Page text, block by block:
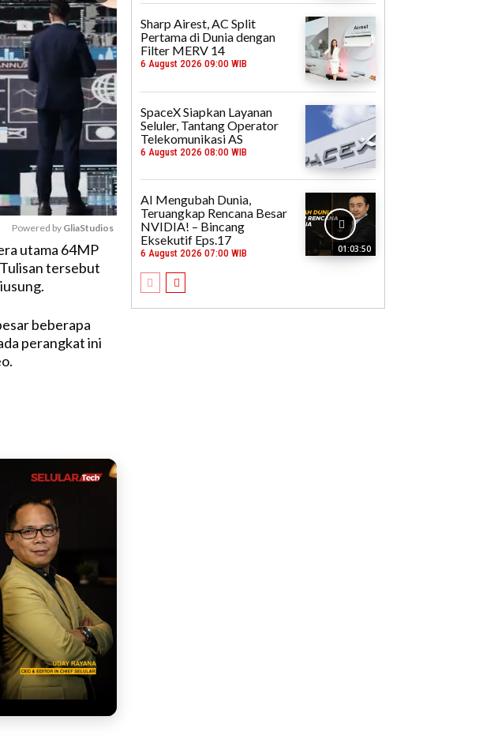
M
u
e
Powered by GliaStudios
utama 64MP
tersebut
beberapa
perangkat ini
Sharp Airest, AC Split
Pertama di Dunia dengan
Filter MERV 14
6 August 2026 09:00 WIB
SpaceX Siapkan Layanan
Seluler, Tantang Operator
Telekomunikasi AS
6 August 2026 08:00 WIB
01:03:50
AI Mengubah Dunia,
Teruangkap Rencana Besar
NVIDIA! – Bincang
Eksekutif Eps.17
6 August 2026 07:00 WIB